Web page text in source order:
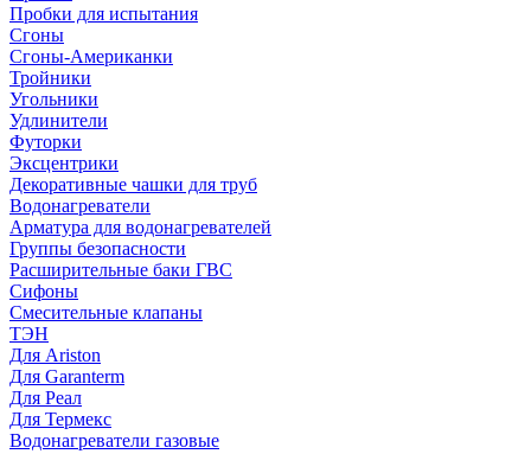
Пробки для испытания
Сгоны
Сгоны-Американки
Тройники
Угольники
Удлинители
Футорки
Эксцентрики
Декоративные чашки для труб
Водонагреватели
Арматура для водонагревателей
Группы безопасности
Расширительные баки ГВС
Сифоны
Смесительные клапаны
ТЭН
Для Ariston
Для Garanterm
Для Реал
Для Термекс
Водонагреватели газовые